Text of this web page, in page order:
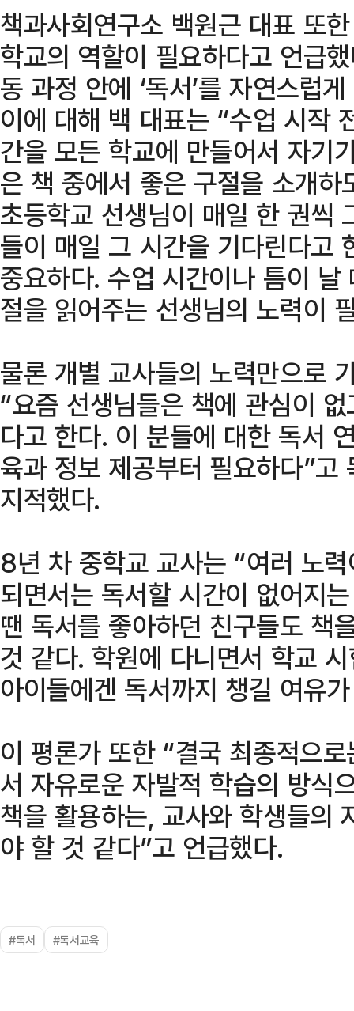
책과사회연구소 백원근 대표 또
학교의 역할이 필요하다고 언급
동 과정 안에 ‘독서’를 자연스럽
이에 대해 백 대표는 “수업 시작
간을 모든 학교에 만들어서 자기
은 책 중에서 좋은 구절을 소개
초등학교 선생님이 매일 한 권씩
들이 매일 그 시간을 기다린다고
중요하다. 수업 시간이나 틈이
절을 읽어주는 선생님의 노력이
물론 개별 교사들의 노력만으로
“요즘 선생님들은 책에 관심이
다고 한다. 이 분들에 대한 독서
육과 정보 제공부터 필요하다”
지적했다.
8년 차 중학교 교사는 “여러 노
되면서는 독서할 시간이 없어지
땐 독서를 좋아하던 친구들도 책
것 같다. 학원에 다니면서 학교
아이들에겐 독서까지 챙길 여유
이 평론가 또한 “결국 최종적으
서 자유로운 자발적 학습의 방식
책을 활용하는, 교사와 학생들의
야 할 것 같다”고 언급했다.
#독서 #독서교육